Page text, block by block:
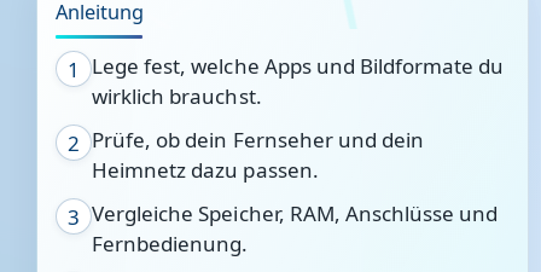
Anleitung
1
Lege fest, welche Apps und Bildformate du
wirklich brauchst.
2 Prüfe, ob dein Fernseher und dein
Heimnetz dazu passen.
3 Vergleiche Speicher, RAM, Anschlüsse und
Fernbedienung.